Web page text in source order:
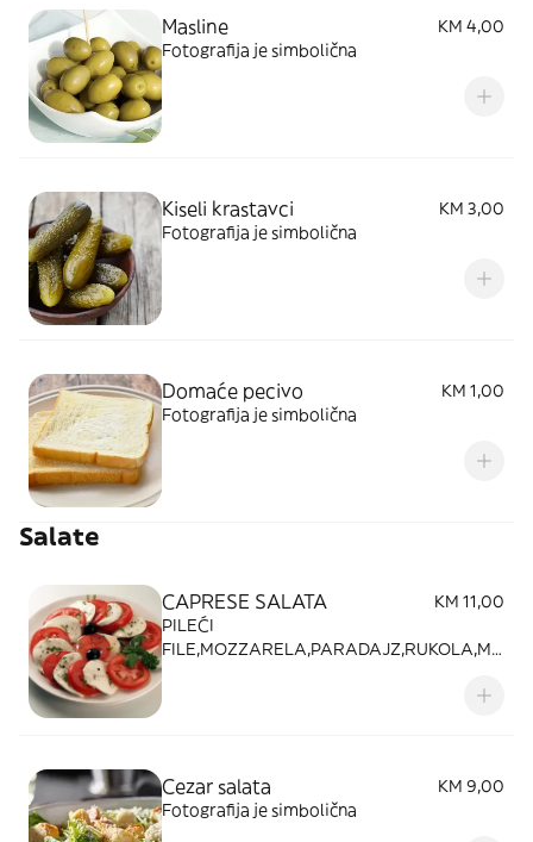
Masline
KM 4,00
Fotografija je simbolična
Kiseli krastavci
KM 3,00
Fotografija je simbolična
Domaće pecivo
KM 1,00
Fotografija je simbolična
Salate
CAPRESE SALATA
KM 11,00
PILEĆI
FILE,MOZZARELA,PARADAJZ,RUKOLA,MA
Cezar salata
KM 9,00
Fotografija je simbolična